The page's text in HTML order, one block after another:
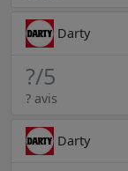
Darty
?/5
? avis
Darty